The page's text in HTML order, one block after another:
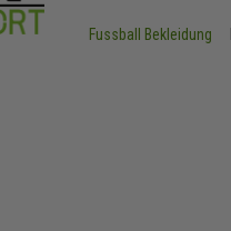
Fussball Bekleidung